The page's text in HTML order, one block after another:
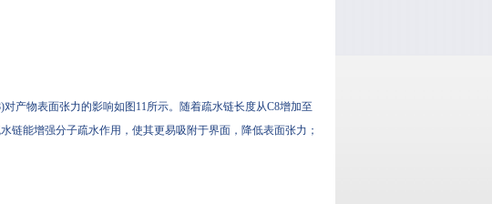
产物表面张力的影响如图11所示。随着疏水链长度从C8增加至
链能增强分子疏水作用，使其更易吸附于界面，降低表面张力；